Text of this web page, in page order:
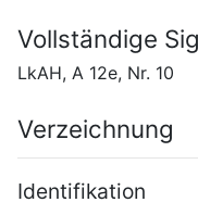
Vollständige
LkAH, A 12e, Nr. 10
Verzeichnung
Identifikation